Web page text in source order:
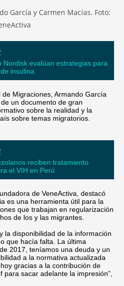
Nordisk evalúan estrategias para
insulina
Migraciones, Armando García
un documento de gran
sobre la realidad y la
sobre temas migratorios.
reciben tratamiento
el VIH en Perú
de VeneActiva, destacó
es una herramienta útil para la
que trabajan en regularización
de los y las migrantes.
la disponibilidad de la información
que hacía falta. La última
2017, teníamos una deuda y un
a la normativa actualizada
gracias a la contribución de
para sacar adelante la impresión”,